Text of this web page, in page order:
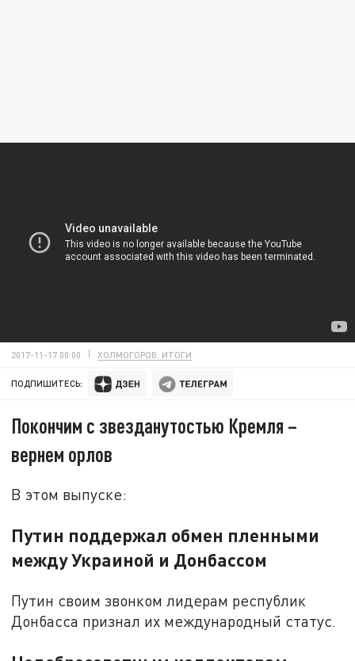
2017-11-17 00:00 ХОЛМОГОРОВ. ИТОГИ
ПОДПИШИТЕСЬ:
Покончим с звезданутостью Кремля –
вернем орлов
В этом выпуске:
Путин поддержал обмен пленными
между Украиной и Донбассом
Путин своим звонком лидерам республик
Донбасса признал их международный статус.